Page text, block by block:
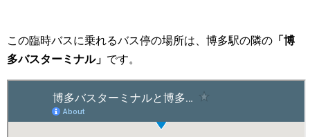
この臨時バスに乗れるバス停の場所は、博多駅の隣の 「博
多バスターミナル」 です。